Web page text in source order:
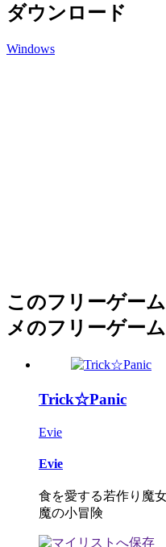
ダウンロード
Windows
このフリーゲー
メのフリーゲーム
Trick☆Panic
Evie
Evie
食を愛する若作り魔
魔の小冒険